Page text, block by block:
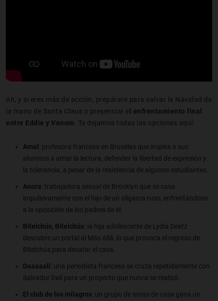
Ah, y si eres más de acción, prepárate para salvar la Navidad de
la mano de Santa Claus o presenciar e l enfrentamiento final
entre Eddie y Venom . Te dejamos todas las opciones aquí:
Amal : profesora francesa en Bruselas que inspira a sus
alumnos a amar la lectura, defender la libertad de expresión y
la tolerancia, a pesar de la resistencia de algunos estudiantes.
Anora: trabajadora sexual de Brooklyn que se casa
impulsivamente con el hijo de un oligarca ruso, enfrentándose
a la oposición de los padres de él.
Bitelchús, Bitelchús: la hija adolescente de Lydia Deetz
descubre un portal al Más Allá, lo que provoca el regreso de
Bitelchús para desatar el caos.
Daaaaali: una periodista francesa se cruza repetidamente con
Salvador Dalí para un proyecto que nunca se realizó.
El club de los milagros: un grupo de amas de casa gana un